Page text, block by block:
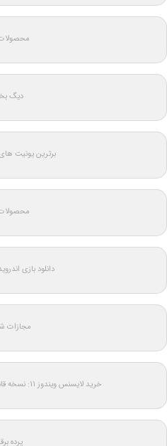
دیگ
برترین یونیت
دانلود بازی
مجازات
خرید لایسنس ویندوز 11: نسخه قانونی Windows 11 اورجینال
پرده